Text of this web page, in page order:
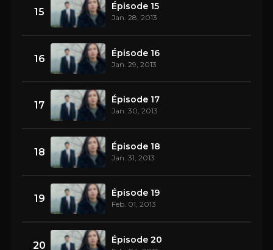
15 Épisode 15
Jan. 28, 2013
16 Épisode 16
Jan. 29, 2013
17 Épisode 17
Jan. 30, 2013
18 Épisode 18
Jan. 31, 2013
19 Épisode 19
Feb. 01, 2013
20 Épisode 20